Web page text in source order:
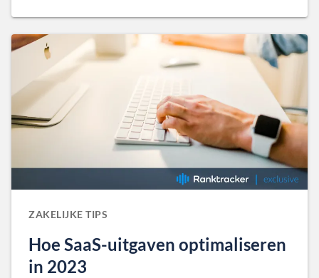
ZAKELIJKE TIPS
Hoe SaaS-uitgaven optimaliseren
in 2023